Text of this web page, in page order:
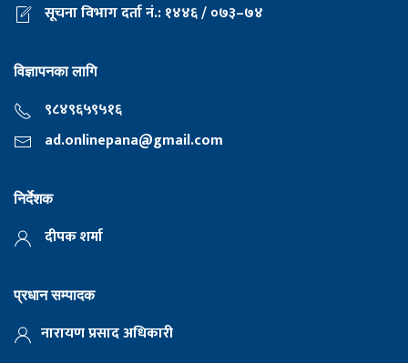
सूचना विभाग दर्ता नं.: १४४६ / ०७३–७४
विज्ञापनका लागि
९८४९६५९५१६
ad.onlinepana@gmail.com
निर्देशक
दीपक शर्मा
प्रधान सम्पादक
नारायण प्रसाद अधिकारी